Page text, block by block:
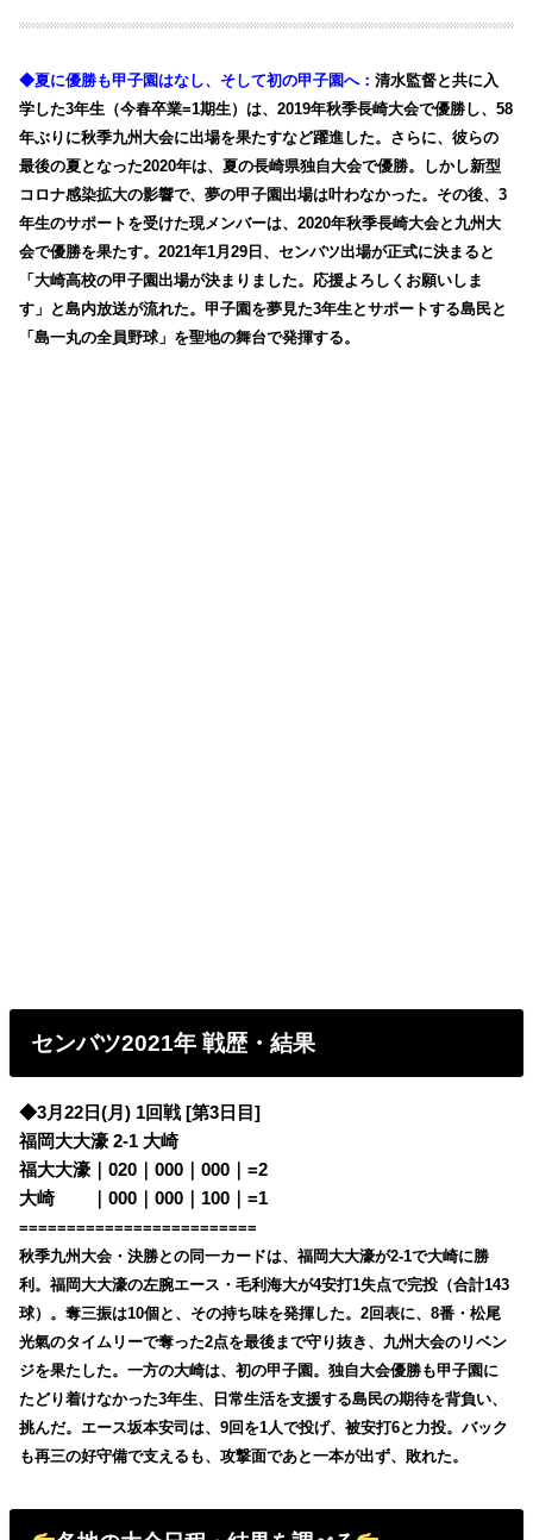
◆夏に優勝も甲子園はなし、そして初の甲子園へ：清水監督と共に入
学した3年生（今春卒業=1期生）は、2019年秋季長崎大会で優勝し、58
年ぶりに秋季九州大会に出場を果たすなど躍進した。さらに、彼らの
最後の夏となった2020年は、夏の長崎県独自大会で優勝。しかし新型
コロナ感染拡大の影響で、夢の甲子園出場は叶わなかった。その後、3
年生のサポートを受けた現メンバーは、2020年秋季長崎大会と九州大
会で優勝を果たす。2021年1月29日、センバツ出場が正式に決まると
「大崎高校の甲子園出場が決まりました。応援よろしくお願いしま
す」と島内放送が流れた。甲子園を夢見た3年生とサポートする島民と
「島一丸の全員野球」を聖地の舞台で発揮する。
センバツ2021年 戦歴・結果
◆3月22日(月) 1回戦 [第3日目]
福岡大大濠 2-1 大崎
福大大濠｜020｜000｜000｜=2
大崎・・ ｜000｜000｜100｜=1
=========================
秋季九州大会・決勝との同一カードは、福岡大大濠が2-1で大崎に勝
利。福岡大大濠の左腕エース・毛利海大が4安打1失点で完投（合計143
球）。奪三振は10個と、その持ち味を発揮した。2回表に、8番・松尾
光氣のタイムリーで奪った2点を最後まで守り抜き、九州大会のリベン
ジを果たした。一方の大崎は、初の甲子園。独自大会優勝も甲子園に
たどり着けなかった3年生、日常生活を支援する島民の期待を背負い、
挑んだ。エース坂本安司は、9回を1人で投げ、被安打6と力投。バック
も再三の好守備で支えるも、攻撃面であと一本が出ず、敗れた。